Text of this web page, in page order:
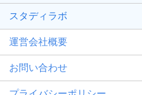
スタディラボ
運営会社概要
お問い合わせ